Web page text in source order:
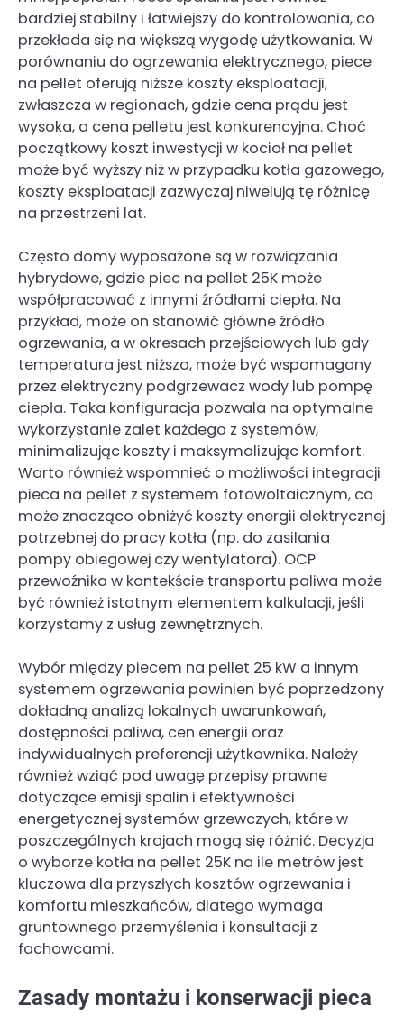
bardziej stabilny i łatwiejszy do kontrolowania, co
przekłada się na większą wygodę użytkowania. W
porównaniu do ogrzewania elektrycznego, piece
na pellet oferują niższe koszty eksploatacji,
zwłaszcza w regionach, gdzie cena prądu jest
wysoka, a cena pelletu jest konkurencyjna. Choć
początkowy koszt inwestycji w kocioł na pellet
może być wyższy niż w przypadku kotła gazowego,
koszty eksploatacji zazwyczaj niwelują tę różnicę
na przestrzeni lat.
Często domy wyposażone są w rozwiązania
hybrydowe, gdzie piec na pellet 25K może
współpracować z innymi źródłami ciepła. Na
przykład, może on stanowić główne źródło
ogrzewania, a w okresach przejściowych lub gdy
temperatura jest niższa, może być wspomagany
przez elektryczny podgrzewacz wody lub pompę
ciepła. Taka konfiguracja pozwala na optymalne
wykorzystanie zalet każdego z systemów,
minimalizując koszty i maksymalizując komfort.
Warto również wspomnieć o możliwości integracji
pieca na pellet z systemem fotowoltaicznym, co
może znacząco obniżyć koszty energii elektrycznej
potrzebnej do pracy kotła (np. do zasilania
pompy obiegowej czy wentylatora). OCP
przewoźnika w kontekście transportu paliwa może
być również istotnym elementem kalkulacji, jeśli
korzystamy z usług zewnętrznych.
Wybór między piecem na pellet 25 kW a innym
systemem ogrzewania powinien być poprzedzony
dokładną analizą lokalnych uwarunkowań,
dostępności paliwa, cen energii oraz
indywidualnych preferencji użytkownika. Należy
również wziąć pod uwagę przepisy prawne
dotyczące emisji spalin i efektywności
energetycznej systemów grzewczych, które w
poszczególnych krajach mogą się różnić. Decyzja
o wyborze kotła na pellet 25K na ile metrów jest
kluczowa dla przyszłych kosztów ogrzewania i
komfortu mieszkańców, dlatego wymaga
gruntownego przemyślenia i konsultacji z
fachowcami.
Zasady montażu i konserwacji pieca